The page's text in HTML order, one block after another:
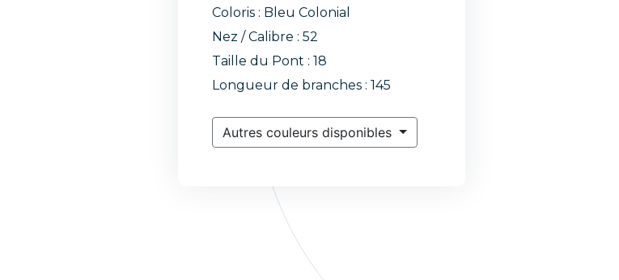
Coloris : Bleu Colonial
Nez / Calibre : 52
Taille du Pont : 18
Longueur de branches : 145
Autres couleurs disponibles